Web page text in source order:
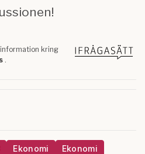
Ekonomi
Ekonomi